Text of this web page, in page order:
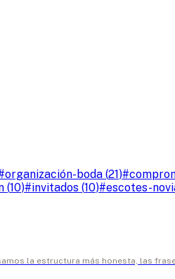
organización-boda (21)#
(10)#invitados (10)#escotes-
la estructura más honesta, las